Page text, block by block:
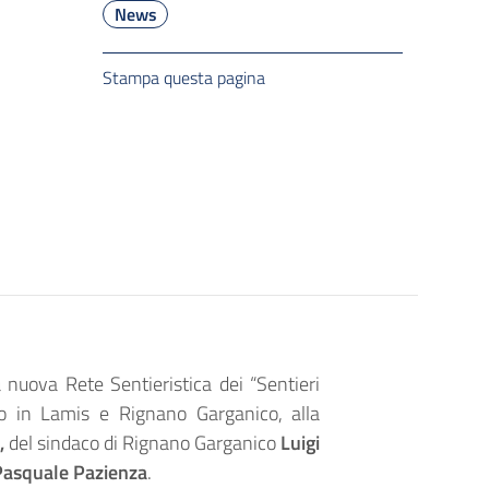
News
Stampa questa pagina
Rete Sentieristica dei “Sentieri
in Lamis e Rignano Garganico, alla
del sindaco di Rignano GarganicoLuigi
Pazienza.